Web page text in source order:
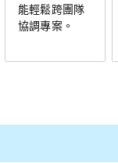
能輕鬆跨團隊
協調專案。